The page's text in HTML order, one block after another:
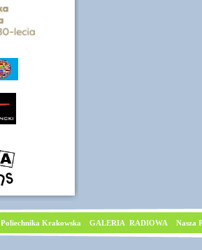
Poliechnika Krakowska GALERIA RADIOWA Nasza